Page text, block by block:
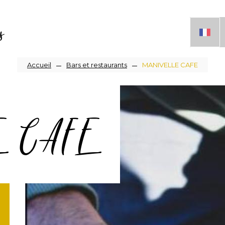
Fil
d'Ariane
Accueil Bars et restaurants MANIVELLE CAFE
CAFE